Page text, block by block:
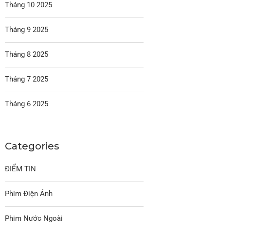
Tháng 10 2025
Tháng 9 2025
Tháng 8 2025
Tháng 7 2025
Tháng 6 2025
Categories
ĐIỂM TIN
Phim Điện Ảnh
Phim Nước Ngoài